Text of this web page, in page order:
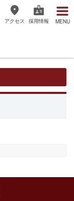
アクセス 採用情報 MENU